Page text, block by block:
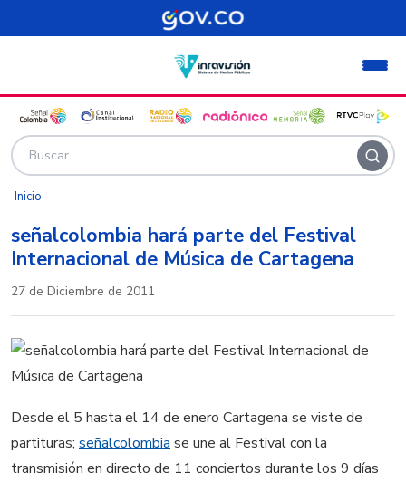
Pasar al contenido principal
Inicio
señalcolombia hará parte del Festival
Internacional de Música de Cartagena
27 de Diciembre de 2011
Desde el 5 hasta el 14 de enero Cartagena se viste de
partituras; señalcolombia se une al Festival con la
transmisión en directo de 11 conciertos durante los 9 días